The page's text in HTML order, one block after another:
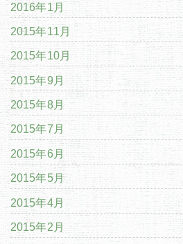
2016年1月
2015年11月
2015年10月
2015年9月
2015年8月
2015年7月
2015年6月
2015年5月
2015年4月
2015年2月